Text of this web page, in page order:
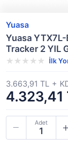
Yuasa
Yuasa
Tracker 2 YIL
İlk
4.323,41
3.663,91 TL +
Adet